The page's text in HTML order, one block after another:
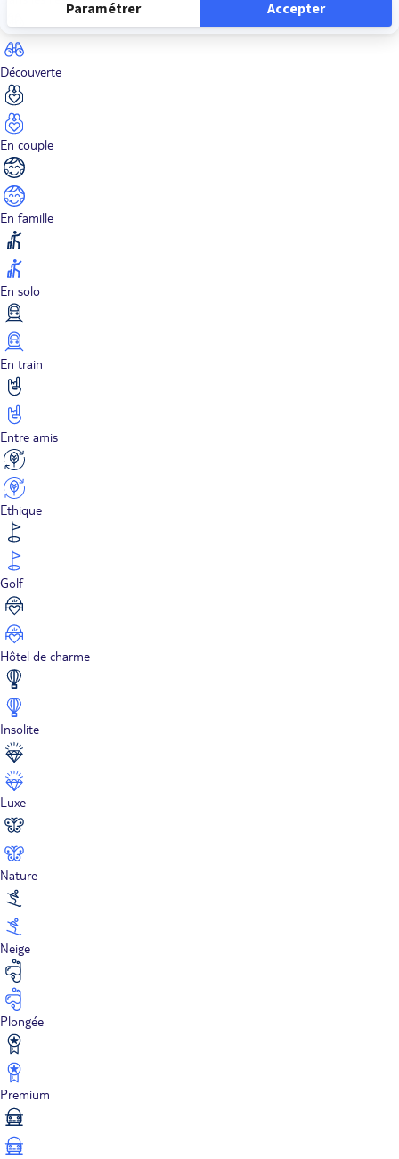
Découverte
En couple
En famille
En solo
En train
Entre amis
Ethique
Golf
Hôtel de charme
Insolite
Luxe
Nature
Neige
Plongée
Premium